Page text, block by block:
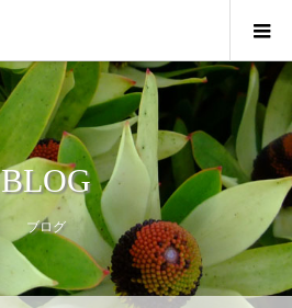
BLOG
ブログ